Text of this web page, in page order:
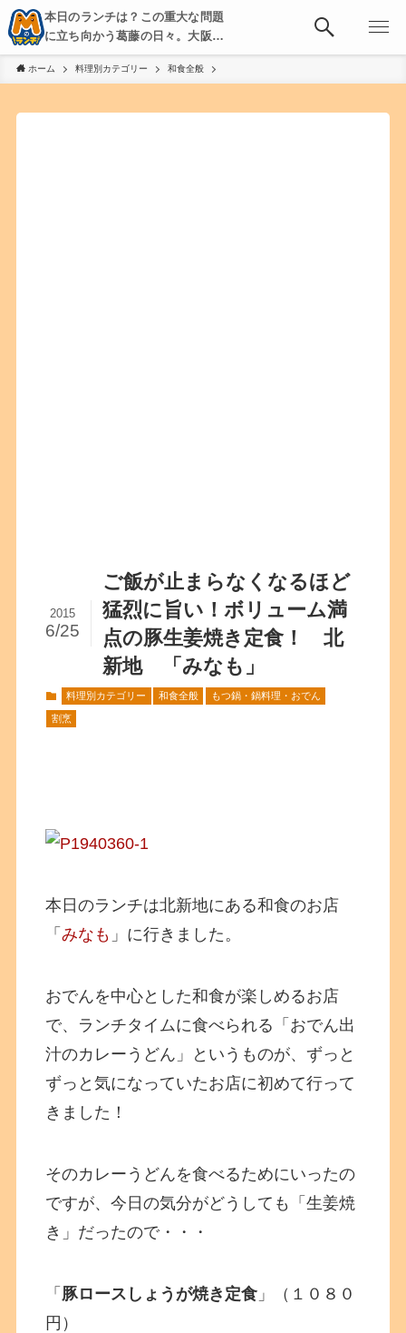
本日のランチは？この重大な問題
に立ち向かう葛藤の日々。大阪・
京都・神戸を中心とした食べ歩
き、飲み歩きを綴る。
ホーム 料理別カテゴリー 和食全般
ご飯が止まらなくなるほど
猛烈に旨い！ボリューム満
点の豚生姜焼き定食！ 北
新地 「みなも」
2015
6/25
料理別カテゴリー 和食全般 もつ鍋・鍋料理・おでん
割烹
本日のランチは北新地にある和食のお店
「みなも 」に行きました。
おでんを中心とした和食が楽しめるお店
で、ランチタイムに食べられる「おでん出
汁のカレーうどん」というものが、ずっと
ずっと気になっていたお店に初めて行って
きました！
そのカレーうどんを食べるためにいったの
ですが、今日の気分がどうしても「生姜焼
き」だったので・・・
「 豚ロースしょうが焼き定食 」（１０８０
円）